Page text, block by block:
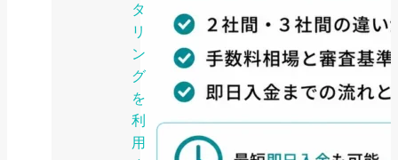
タ
リ
ン
グ
を
利
用